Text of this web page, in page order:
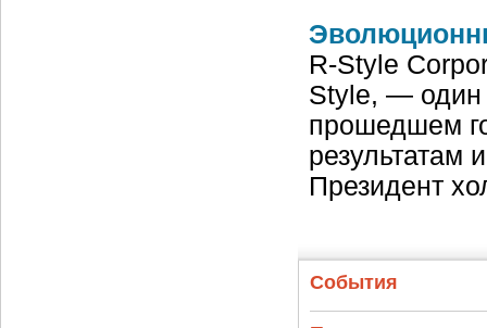
R-Style
Style, — один
прошедшем
результатам
Президент
События